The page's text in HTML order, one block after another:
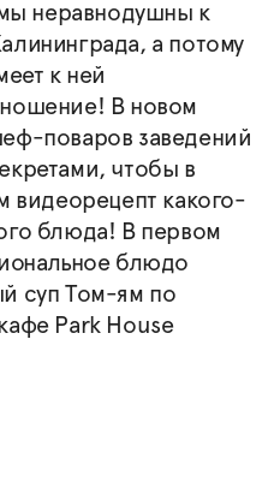
неравнодушны к
а потому
к ней
В новом
поваров заведений
чтобы в
видеорецепт какого-
блюда! В первом
блюдо
суп Том-ям по
Park House